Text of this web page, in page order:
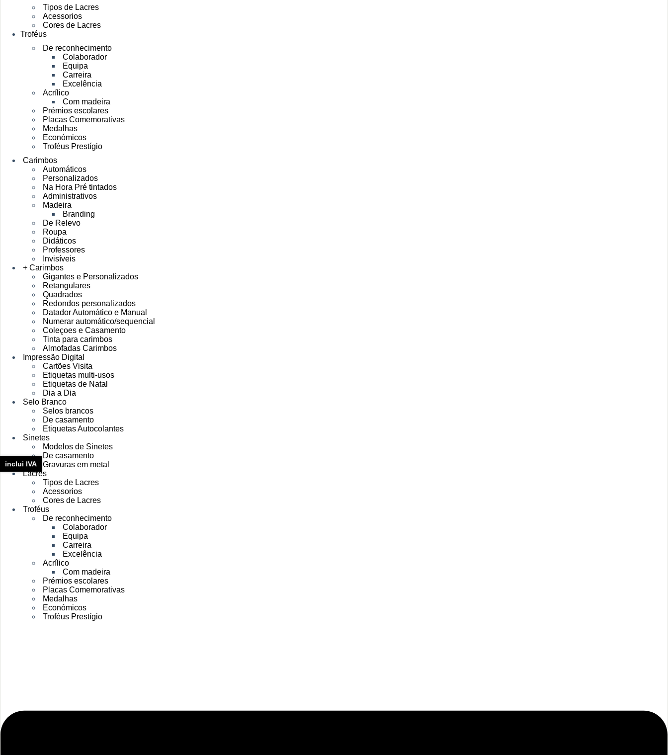
Tipos de Lacres
Acessorios
Cores de Lacres
Troféus
De reconhecimento
Colaborador
Equipa
Carreira
Excelência
Acrílico
Com madeira
Prémios escolares
Placas Comemorativas
Medalhas
Económicos
Troféus Prestígio
Carimbos
Automáticos
Personalizados
Na Hora Pré tintados
Administrativos
Madeira
Branding
De Relevo
Roupa
Didáticos
Professores
Invisíveis
+ Carimbos
Gigantes e Personalizados
Retangulares
Quadrados
Redondos personalizados
Datador Automático e Manual
Numerar automático/sequencial
Coleçoes e Casamento
Tinta para carimbos
Almofadas Carimbos
Impressão Digital
Cartões Visita
Etiquetas multi-usos
Etiquetas de Natal
Dia a Dia
Selo Branco
Selos brancos
De casamento
Etiquetas Autocolantes
Sinetes
Modelos de Sinetes
De casamento
Gravuras em metal
Lacres
Tipos de Lacres
Acessorios
Cores de Lacres
Troféus
De reconhecimento
Colaborador
Equipa
Carreira
Excelência
Acrílico
Com madeira
Prémios escolares
Placas Comemorativas
Medalhas
Económicos
Troféus Prestígio
inclui IVA